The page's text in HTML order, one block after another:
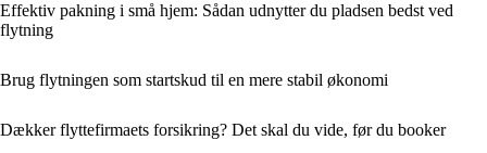
Effektiv pakning i små hjem: Sådan udnytter du pladsen bedst ved
flytning
Brug flytningen som startskud til en mere stabil økonomi
Dækker flyttefirmaets forsikring? Det skal du vide, før du booker